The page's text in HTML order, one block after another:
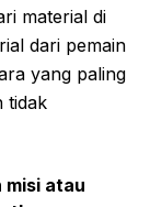
material di
dari pemain
yang paling
tidak
misi atau